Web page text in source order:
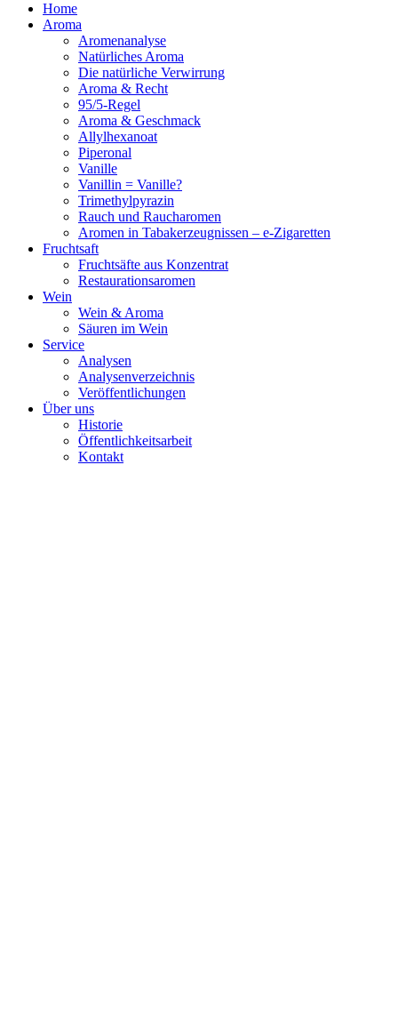
Home
Aroma
Aromenanalyse
Natürliches Aroma
Die natürliche Verwirrung
Aroma & Recht
95/5-Regel
Aroma & Geschmack
Allylhexanoat
Piperonal
Vanille
Vanillin = Vanille?
Trimethylpyrazin
Rauch und Raucharomen
Aromen in Tabakerzeugnissen – e-Zigaretten
Fruchtsaft
Fruchtsäfte aus Konzentrat
Restaurationsaromen
Wein
Wein & Aroma
Säuren im Wein
Service
Analysen
Analysenverzeichnis
Veröffentlichungen
Über uns
Historie
Öffentlichkeitsarbeit
Kontakt